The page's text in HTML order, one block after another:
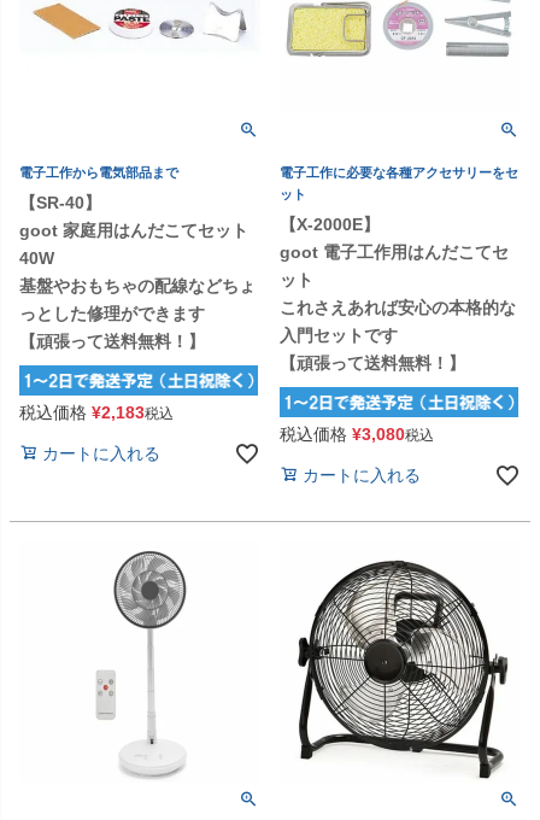
電子工作から電気部品まで
【SR-40】
goot 家庭用はんだこてセット
40W
基盤やおもちゃの配線などちょ
っとした修理ができます
【頑張って送料無料！】
税込価格 ¥2,183税込
カートに入れる
電子工作に必要な各種アクセサリーをセ
ット
【X-2000E】
goot 電子工作用はんだこてセ
ット
これさえあれば安心の本格的な
入門セットです
【頑張って送料無料！】
税込価格 ¥3,080税込
カートに入れる